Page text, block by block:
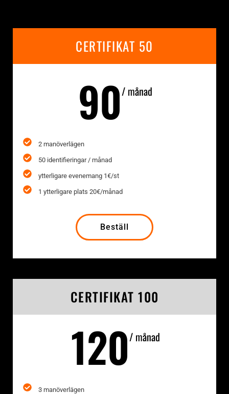
CERTIFIKAT 50
90/ månad
2 manöverlägen
50 identifieringar / månad
ytterligare evenemang 1€/st
1 ytterligare plats 20€/månad
Beställ
CERTIFIKAT 100
120/ månad
3 manöverlägen